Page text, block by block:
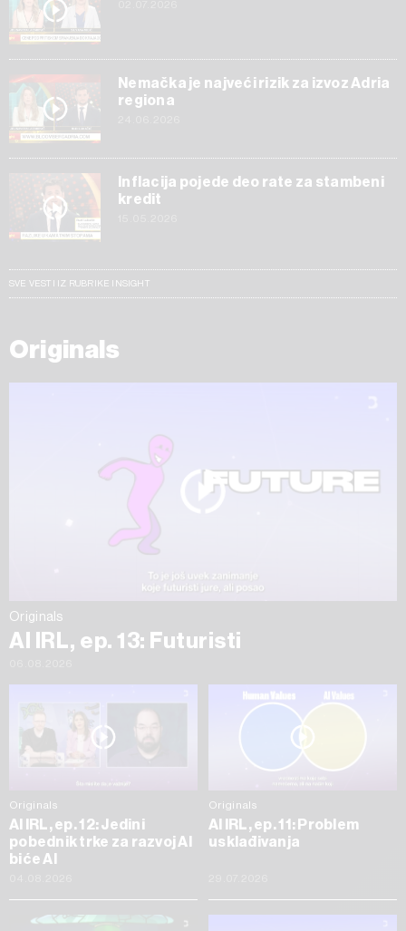
Nemačka je najveći rizik za izvoz Adria
regiona
Inflacija pojede deo rate za stambeni
kredit
SVE VESTI IZ RUBRIKE INSIGHT
Originals
Originals
AI IRL, ep. 13: Futuristi
Originals
AI IRL, ep. 12: Jedini
pobednik trke za razvoj AI
biće AI
Originals
AI IRL, ep. 11: Problem
usklađivanja